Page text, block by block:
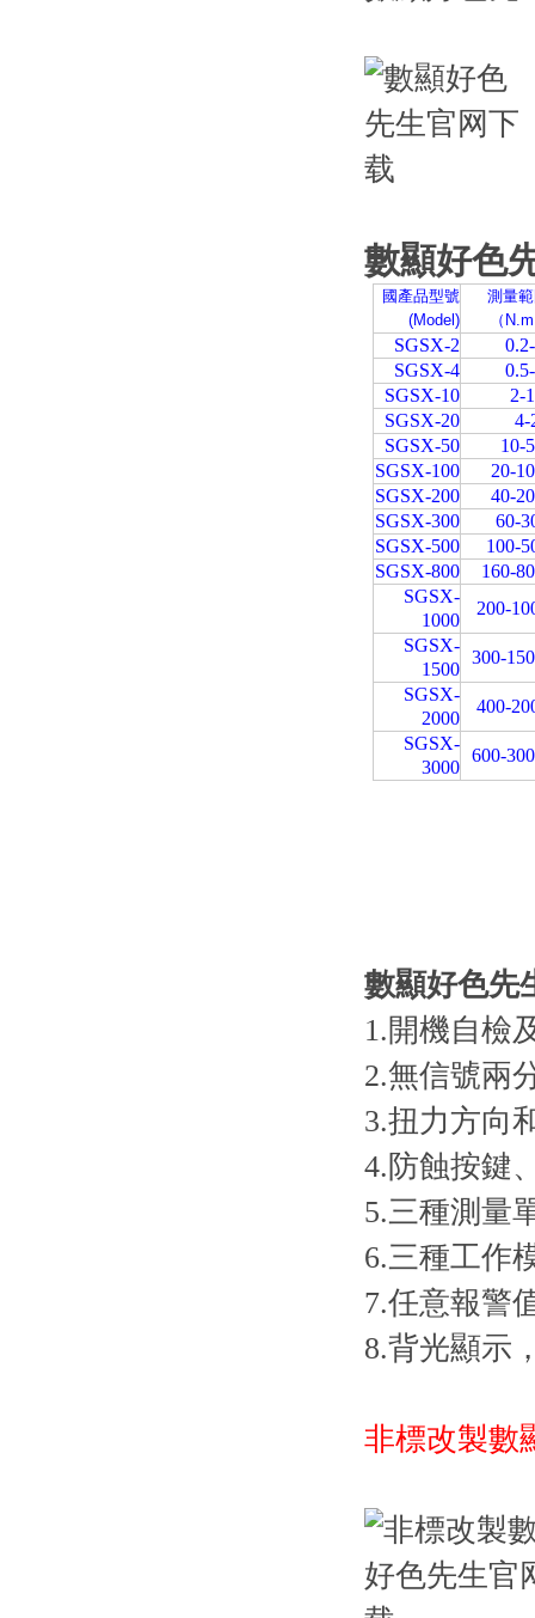
數顯好色
國產品型號
(Model)
測量
（
SGSX-2
SGSX-4
SGSX-10
2-
SGSX-20
4-
SGSX-50
10-
SGSX-100
20-
SGSX-200
40-
SGSX-300
60-
SGSX-500
100-
SGSX-800
160-
SGSX-
1000
200-
SGSX-
1500
300-
SGSX-
2000
400-
SGSX-
3000
600-
數顯好色先
1.開機自檢及
2.無信號兩分
3.扭力方向和
4.防蝕按鍵
5.三種測量
6.三種工作模式
7.任意報警
8.背光顯示
非標改製數